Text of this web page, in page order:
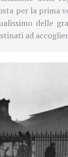
per la prima
delle
ad